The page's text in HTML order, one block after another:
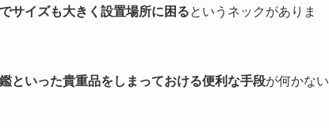
サイズも大きく設置場所に困るというネックがありま
といった貴重品をしまっておける便利な手段が何かない